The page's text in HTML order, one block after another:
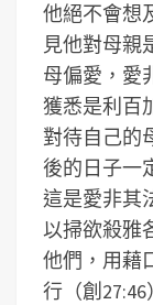
他絕不會想
見他對母親
母偏愛，愛
獲悉是利百
對待自己的
後的日子一
這是愛非其
以掃欲殺雅
他們，用藉
行（創